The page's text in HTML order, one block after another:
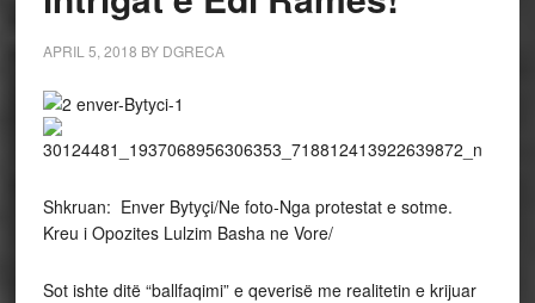
APRIL 5, 2018 BY DGRECA
Shkruan: Enver Bytyçi/Ne foto-Nga protestat e sotme.
Kreu i Opozites Lulzim Basha ne Vore/
Sot ishte ditë “ballfaqimi” e qeverisë me realitetin e krijuar